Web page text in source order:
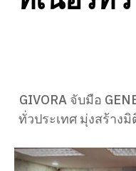
GIVORA จับมือ
ทั่วประเทศ มุ่งสร้างมิติใหม่ ก้าวสู่จุดเปลี่ยนของคลินิก